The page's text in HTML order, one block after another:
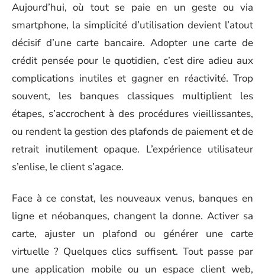
Aujourd’hui, où tout se paie en un geste ou via
smartphone, la simplicité d’utilisation devient l’atout
décisif d’une carte bancaire. Adopter une carte de
crédit pensée pour le quotidien, c’est dire adieu aux
complications inutiles et gagner en réactivité. Trop
souvent, les banques classiques multiplient les
étapes, s’accrochent à des procédures vieillissantes,
ou rendent la gestion des plafonds de paiement et de
retrait inutilement opaque. L’expérience utilisateur
s’enlise, le client s’agace.
Face à ce constat, les nouveaux venus, banques en
ligne et néobanques, changent la donne. Activer sa
carte, ajuster un plafond ou générer une carte
virtuelle ? Quelques clics suffisent. Tout passe par
une application mobile ou un espace client web,